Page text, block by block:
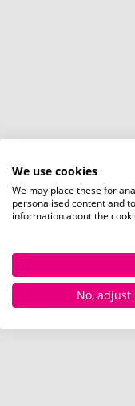
We use cookies
We may place these for
personalised content and
information about the
No, adjust